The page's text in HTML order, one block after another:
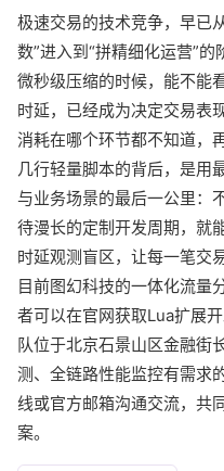
极速交易的技术竞争，早已
数”进入到“拼精细化运营”
微秒级压缩的时候，能不能
时延，已经成为决定交易
消耗在哪个环节都不知道，
几行轻量脚本的背后，是用
与业务场景的最后一公里：
待漫长的定制开发周期，就
时延观测盲区，让每一笔交
目前图幻科技的一体化流量
者可以在官网获取Lua扩展
队位于北京石景山区金融街
测、全链路性能监控有需求
线或官方邮箱沟通交流，共
案。